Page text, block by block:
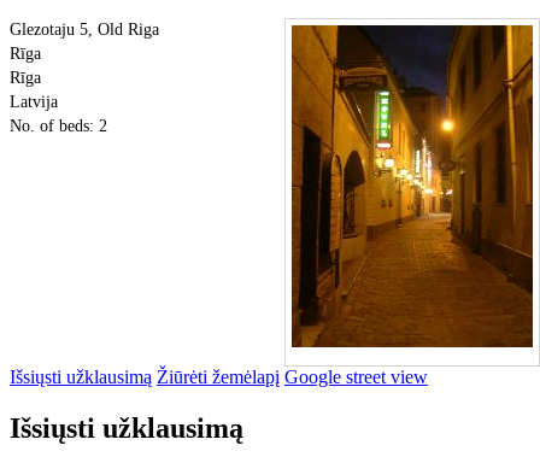
Glezotaju 5, Old Riga
Rīga
Rīga
Latvija
No. of beds: 2
Išsiųsti užklausimą Žiūrėti žemėlapį Google street view
Išsiųsti užklausimą